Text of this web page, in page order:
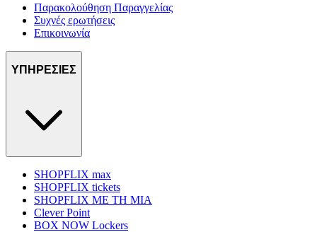
Παρακολούθηση Παραγγελίας
Συχνές ερωτήσεις
Επικοινωνία
ΥΠΗΡΕΣΙΕΣ
SHOPFLIX max
SHOPFLIX tickets
SHOPFLIX ΜΕ ΤΗ ΜΙΑ
Clever Point
BOX NOW Lockers